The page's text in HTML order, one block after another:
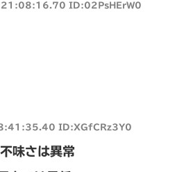
ID:02PsHErW0
ID:XGfCRz3Y0
味さは異常